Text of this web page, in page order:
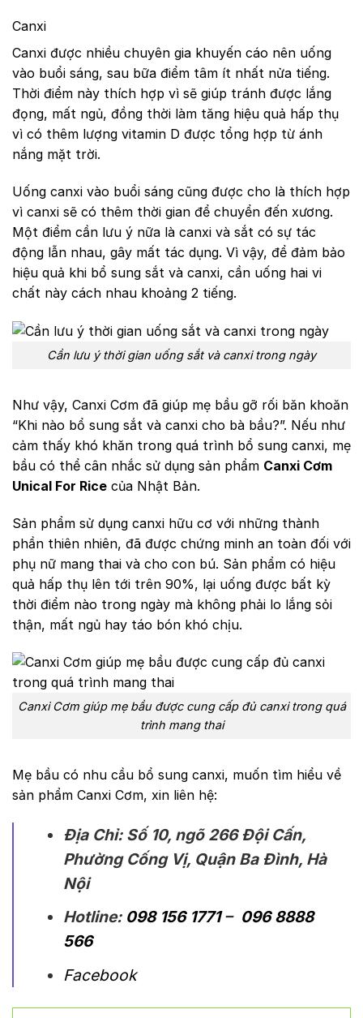
Canxi
Canxi được nhiều chuyên gia khuyến cáo nên uống
vào buổi sáng, sau bữa điểm tâm ít nhất nửa tiếng.
Thời điểm này thích hợp vì sẽ giúp tránh được lắng
đọng, mất ngủ, đồng thời làm tăng hiệu quả hấp thụ
vì có thêm lượng vitamin D được tổng hợp từ ánh
nắng mặt trời.
Uống canxi vào buổi sáng cũng được cho là thích hợp
vì canxi sẽ có thêm thời gian để chuyển đến xương.
Một điểm cần lưu ý nữa là canxi và sắt có sự tác
động lẫn nhau, gây mất tác dụng. Vì vậy, để đảm bảo
hiệu quả khi bổ sung sắt và canxi, cần uống hai vi
chất này cách nhau khoảng 2 tiếng.
Cần lưu ý thời gian uống sắt và canxi trong ngày
Như vậy, Canxi Cơm đã giúp mẹ bầu gỡ rối băn khoăn
“Khi nào bổ sung sắt và canxi cho bà bầu?”. Nếu như
cảm thấy khó khăn trong quá trình bổ sung canxi, mẹ
bầu có thể cân nhắc sử dụng sản phẩm Canxi Cơm
Unical For Rice của Nhật Bản.
Sản phẩm sử dụng canxi hữu cơ với những thành
phần thiên nhiên, đã được chứng minh an toàn đối với
phụ nữ mang thai và cho con bú. Sản phẩm có hiệu
quả hấp thụ lên tới trên 90%, lại uống được bất kỳ
thời điểm nào trong ngày mà không phải lo lắng sỏi
thận, mất ngủ hay táo bón khó chịu.
Canxi Cơm giúp mẹ bầu được cung cấp đủ canxi trong quá
trình mang thai
Mẹ bầu có nhu cầu bổ sung canxi, muốn tìm hiểu về
sản phẩm Canxi Cơm, xin liên hệ:
Địa Chỉ: Số 10, ngõ 266 Đội Cấn,
Phường Cống Vị, Quận Ba Đình, Hà
Nội
Hotline: 098 156 1771– 096 8888
566
Facebook